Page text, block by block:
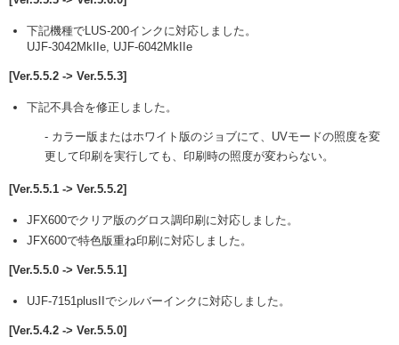
下記機種でLUS-200インクに対応しました。
UJF-3042MkIIe, UJF-6042MkIIe
[Ver.5.5.2 -> Ver.5.5.3]
下記不具合を修正しました。
- カラー版またはホワイト版のジョブにて、UVモードの照度を変
更して印刷を実行しても、印刷時の照度が変わらない。
[Ver.5.5.1 -> Ver.5.5.2]
JFX600でクリア版のグロス調印刷に対応しました。
JFX600で特色版重ね印刷に対応しました。
[Ver.5.5.0 -> Ver.5.5.1]
UJF-7151plusIIでシルバーインクに対応しました。
[Ver.5.4.2 -> Ver.5.5.0]